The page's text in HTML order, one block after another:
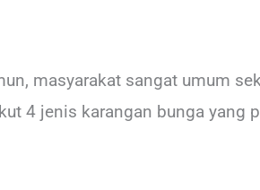
masyarakat sangat umum
4 jenis karangan bunga yang